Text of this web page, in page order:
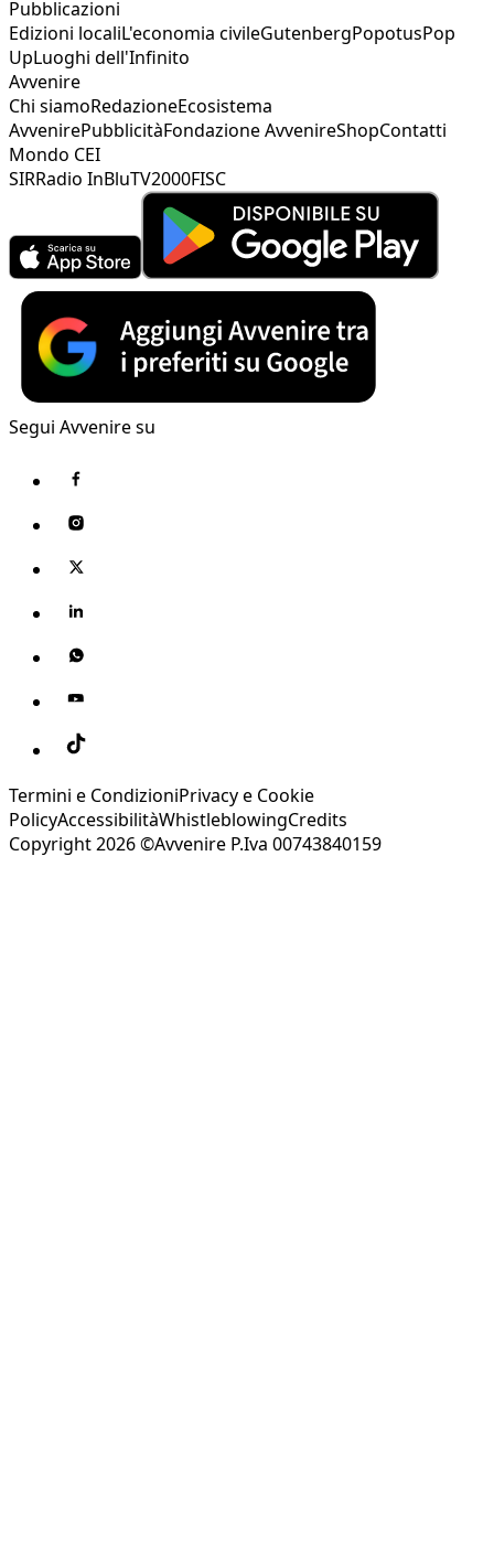
Pubblicazioni
Edizioni localiL'economia civileGutenbergPopotusPop
UpLuoghi dell'Infinito
Avvenire
Chi siamoRedazioneEcosistema
AvvenirePubblicitàFondazione AvvenireShopContatti
Mondo CEI
SIRRadio InBluTV2000FISC
Segui Avvenire su
Termini e CondizioniPrivacy e Cookie
PolicyAccessibilitàWhistleblowingCredits
Copyright 2026 ©Avvenire P.Iva 00743840159